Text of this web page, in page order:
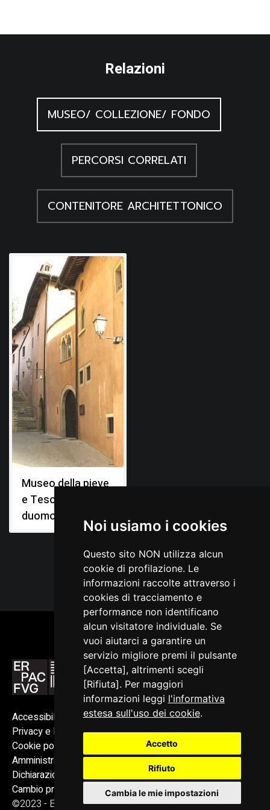
Noi usiamo i cookies
Questo sito NON utilizza alcun
cookie di profilazione. Le
informazioni raccolte attraverso i
cookies di tracciamento e
performance non identificano
alcun visitatore individuale. Se
vuoi aiutarci a garantire un
servizio migliore premi il pulsante
[Accetta], altrimenti scegli
[Rifiuta]. Per maggiori
informazioni leggi l'informativa
estesa sull'uso dei cookie.
Accetto
Rifiuto
Cambia le mie impostazioni
religiosa, è leggibile in diversi manufatti ricamati, presenti in
Relazioni
MUSEO/ COLLEZIONE/ FONDO
PERCORSI CORRELATI
CONTENITORE ARCHITETTONICO
Museo della pieve
e Tesoro del
duomo
Accessibilità
Privacy e Note legali
Cookie policy
Amministrazione trasparente
Dichiarazione di accessibilità
Cambio preferenze cookie
©2023 - ERPAC FVG